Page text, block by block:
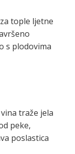
tople ljetne
s plodovima
traže jela
peke,
poslastica